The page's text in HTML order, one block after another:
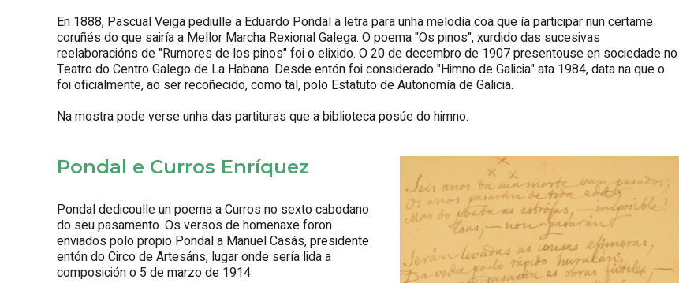
En 1888, Pascual Veiga pediulle a Eduardo Pondal a letra para unha melodía coa que ía participar nun certame
coruñés do que sairía a Mellor Marcha Rexional Galega. O poema "Os pinos", xurdido das sucesivas
reelaboracións de "Rumores de los pinos" foi o elixido. O 20 de decembro de 1907 presentouse en sociedade no
Teatro do Centro Galego de La Habana. Desde entón foi considerado "Himno de Galicia" ata 1984, data na que o
foi oficialmente, ao ser recoñecido, como tal, polo Estatuto de Autonomía de Galicia.
Na mostra pode verse unha das partituras que a biblioteca posúe do himno.
Pondal e Curros Enríquez
Pondal dedicoulle un poema a Curros no sexto cabodano
do seu pasamento. Os versos de homenaxe foron
enviados polo propio Pondal a Manuel Casás, presidente
entón do Circo de Artesáns, lugar onde sería lida a
composición o 5 de marzo de 1914.